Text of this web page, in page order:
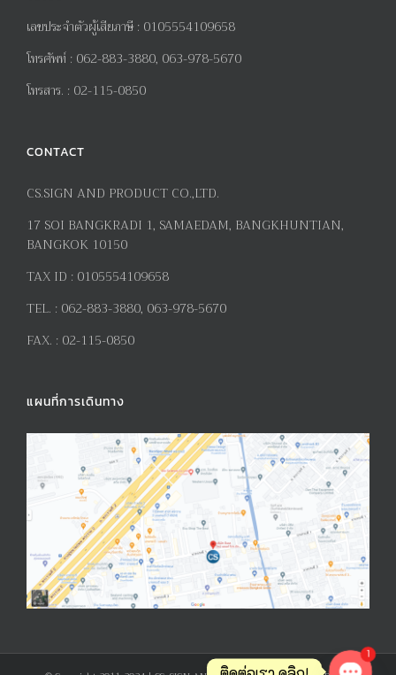
เลขประจำตัวผู้เสียภาษี : 0105554109658
โทรศัพท์ : 062-883-3880, 063-978-5670
โทรสาร. : 02-115-0850
CONTACT
CS.SIGN AND PRODUCT CO.,LTD.
17 SOI BANGKRADI 1, SAMAEDAM, BANGKHUNTIAN,
BANGKOK 10150
TAX ID : 0105554109658
TEL. : 062-883-3880, 063-978-5670
FAX. : 02-115-0850
แผนที่การเดินทาง
1